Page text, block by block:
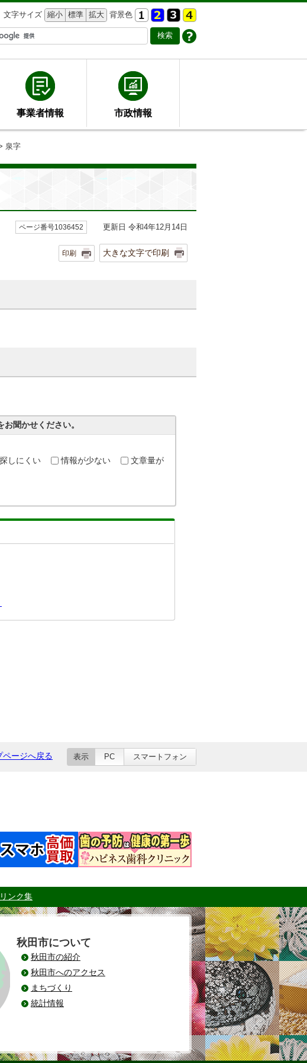
文字サイズ 縮小 標準 拡大 背景色
事業者情報 市政情報
泉字
ページ番号1036452 更新日 令和4年12月14日
印刷 大きな文字で印刷
聞かせください。
しにくい 情報が少ない
文章量が
ページへ戻る 表示 PC スマートフォン
リンク集
秋田市について
秋田市の紹介
秋田市へのアクセス
まちづくり
統計情報